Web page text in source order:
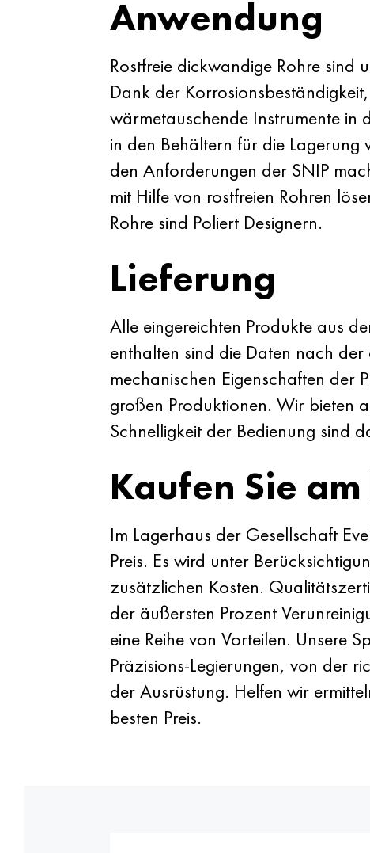
Anwendung
Rostfreie dickwandige Rohre
Dank der
wärmetauschende Instrumente in
in den Behältern für die
den Anforderungen der SNIP
mit Hilfe von rostfreien Rohren
Rohre sind Poliert Designern.
Lieferung
Alle eingereichten Produkte aus
enthalten sind die Daten nach
mechanischen Eigenschaften der
großen Produktionen. Wir bieten
Schnelligkeit der Bedienung sind
Kaufen Sie
Im Lagerhaus der Gesellschaft
Preis. Es wird unter
zusätzlichen Kosten.
der äußersten Prozent
eine Reihe von Vorteilen. Unsere
Präzisions-Legierungen, von der
der Ausrüstung. Helfen wir
besten Preis.